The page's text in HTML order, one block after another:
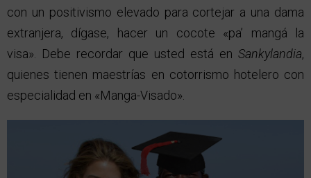
con un positivismo elevado para cortejar a una dama
extranjera, dígase, hacer un cocote «pa’ mangá la
visa». Debe recordar que usted está en Sankylandia,
quienes tienen maestrías en cotorrismo hotelero con
especialidad en «Manga-Visado».